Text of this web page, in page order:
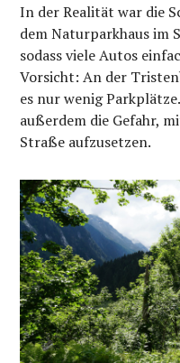
In der Realität war die
dem Naturparkhaus im
sodass viele Autos
Vorsicht: An der
es nur wenig
außerdem die Gefahr,
Straße aufzusetzen.